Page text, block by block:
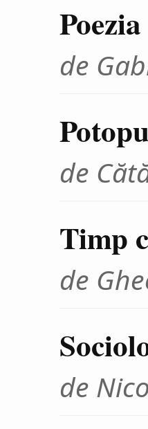
de
de
Timp
de
de